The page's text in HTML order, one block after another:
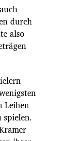
durch
also
Leihen
spielen.